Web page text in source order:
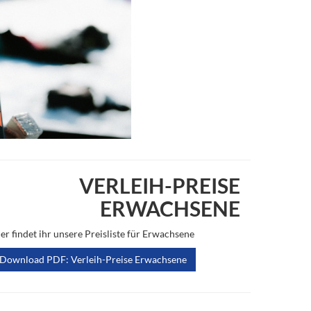
VERLEIH-PREISE
ERWACHSENE
findet ihr unsere Preisliste für Erwachsene
Download PDF: Verleih-Preise Erwachsene